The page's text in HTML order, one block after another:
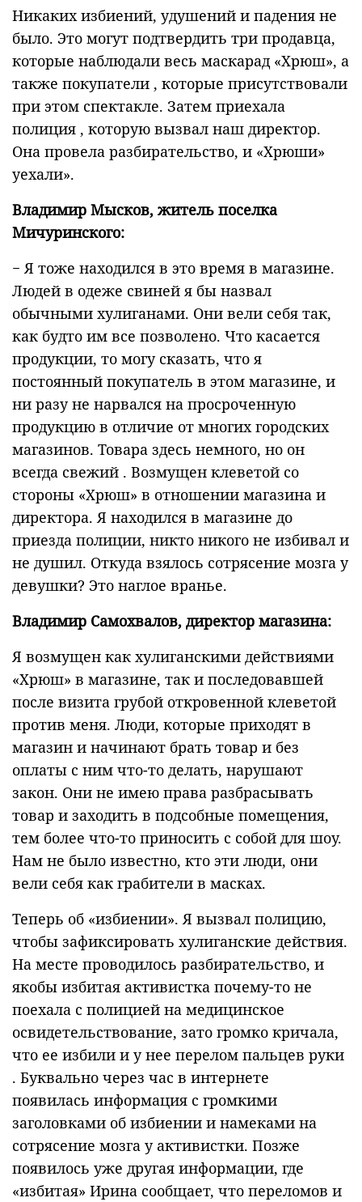
Никаких избиений, удушений и падения не
было. Это могут подтвердить три продавца,
которые наблюдали весь маскарад «Хрюш», а
также покупатели , которые присутствовали
при этом спектакле. Затем приехала
полиция , которую вызвал наш директор.
Она провела разбирательство, и «Хрюши»
уехали».
Владимир Мысков, житель поселка
Мичуринского:
− Я тоже находился в это время в магазине.
Людей в одеже свиней я бы назвал
обычными хулиганами. Они вели себя так,
как будто им все позволено. Что касается
продукции, то могу сказать, что я
постоянный покупатель в этом магазине, и
ни разу не нарвался на просроченную
продукцию в отличие от многих городских
магазинов. Товара здесь немного, но он
всегда свежий . Возмущен клеветой со
стороны «Хрюш» в отношении магазина и
директора. Я находился в магазине до
приезда полиции, никто никого не избивал и
не душил. Откуда взялось сотрясение мозга у
девушки? Это наглое вранье.
Владимир Самохвалов, директор магазина:
Я возмущен как хулиганскими действиями
«Хрюш» в магазине, так и последовавшей
после визита грубой откровенной клеветой
против меня. Люди, которые приходят в
магазин и начинают брать товар и без
оплаты с ним что-то делать, нарушают
закон. Они не имею права разбрасывать
товар и заходить в подсобные помещения,
тем более что-то приносить с собой для шоу.
Нам не было известно, кто эти люди, они
вели себя как грабители в масках.
Теперь об «избиении». Я вызвал полицию,
чтобы зафиксировать хулиганские действия.
На месте проводилось разбирательство, и
якобы избитая активистка почему-то не
поехала с полицией на медицинское
освидетельствование, зато громко кричала,
что ее избили и у нее перелом пальцев руки
. Буквально через час в интернете
появилась информация с громкими
заголовками об избиении и намеками на
сотрясение мозга у активистки. Позже
появилось уже другая информации, где
«избитая» Ирина сообщает, что переломов и